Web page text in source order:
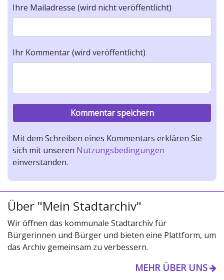
Ihre Mailadresse (wird nicht veröffentlicht)
Ihr Kommentar (wird veröffentlicht)
Mit dem Schreiben eines Kommentars erklären Sie
sich mit unseren Nutzungsbedingungen
einverstanden.
Über "Mein Stadtarchiv"
Wir öffnen das kommunale Stadtarchiv für
Bürgerinnen und Bürger und bieten eine Plattform, um
das Archiv gemeinsam zu verbessern.
MEHR ÜBER UNS